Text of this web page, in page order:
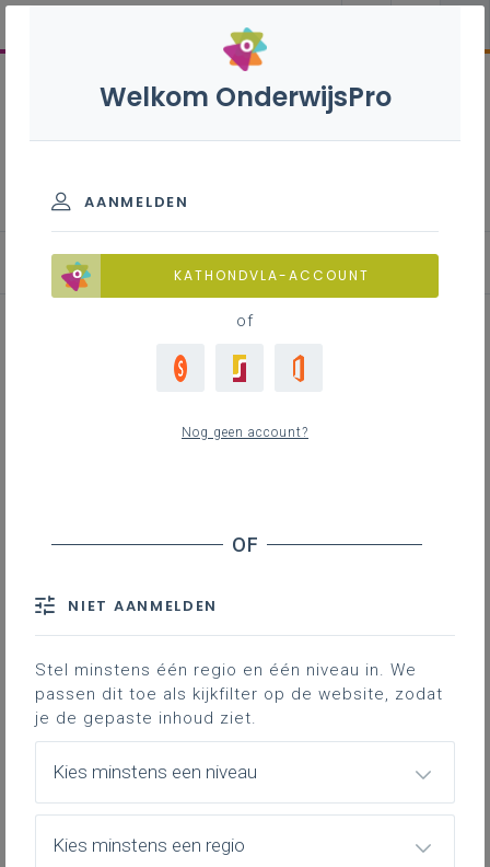
Schooljaar 2024: aanbod voor
Startviering/inspiratiemoment
Pelgrimsavonturen: een boekje en stempels voor
Plukbundel
pelgrims onderweg. Aanbod voor
basisonderwijs.
Welkom OnderwijsPro
AANMELDEN
KATHONDVLA-ACCOUNT
of
Nog geen account?
NIET AANMELDEN
Stel minstens één regio en één niveau in. We
passen dit toe als kijkfilter op de website, zodat
je de gepaste inhoud ziet.
Kies minstens een niveau
Kies minstens een regio